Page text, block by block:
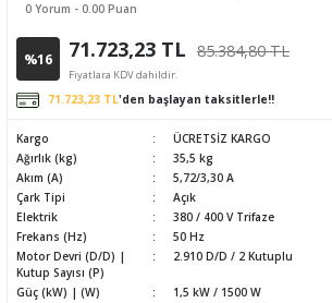
0 Yorum - 0.00 Puan
%16 71.723,23 TL 85.384,80 TL
Fiyatlara KDV dahildir.
71.723,23 TL'den başlayan taksitlerle!!
Kargo
ÜCRETSİZ KARGO
Ağırlık (kg)
35,5 kg
Akım (A)
5,72/3,30 A
Çark Tipi
Açık
Elektrik
380 / 400 V Trifaze
Frekans (Hz)
50 Hz
Motor Devri (D/D) |
Kutup Sayısı (P)
2.910 D/D / 2 Kutuplu
Güç (kW) | (W)
1,5 kW / 1500 W